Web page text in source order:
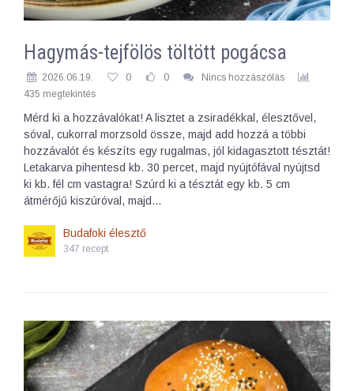
Hagymás-tejfölös töltött pogácsa
2026.06.19. 0 0
Nincs hozzászólás
435 megtekintés
Mérd ki a hozzávalókat! A lisztet a zsiradékkal, élesztővel,
sóval, cukorral morzsold össze, majd add hozzá a többi
hozzávalót és készíts egy rugalmas, jól kidagasztott tésztát!
Letakarva pihentesd kb. 30 percet, majd nyújtófával nyújtsd
ki kb. fél cm vastagra! Szúrd ki a tésztát egy kb. 5 cm
átmérőjű kiszúróval, majd…
Budafoki élesztő
347 recept